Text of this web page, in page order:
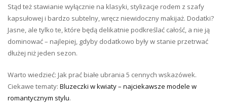
Stąd też stawianie wyłącznie na klasyki, stylizacje rodem z szafy
kapsułowej i bardzo subtelny, wręcz niewidoczny makijaż. Dodatki?
Jasne, ale tylko te, które będą delikatnie podkreślać całość, a nie ją
dominować – najlepiej, gdyby dodatkowo były w stanie przetrwać
dłużej niż jeden sezon.
Warto wiedzieć: Jak prać białe ubrania 5 cennych wskazówek.
Ciekawe tematy: Bluzeczki w kwiaty – najciekawsze modele w
romantycznym stylu.